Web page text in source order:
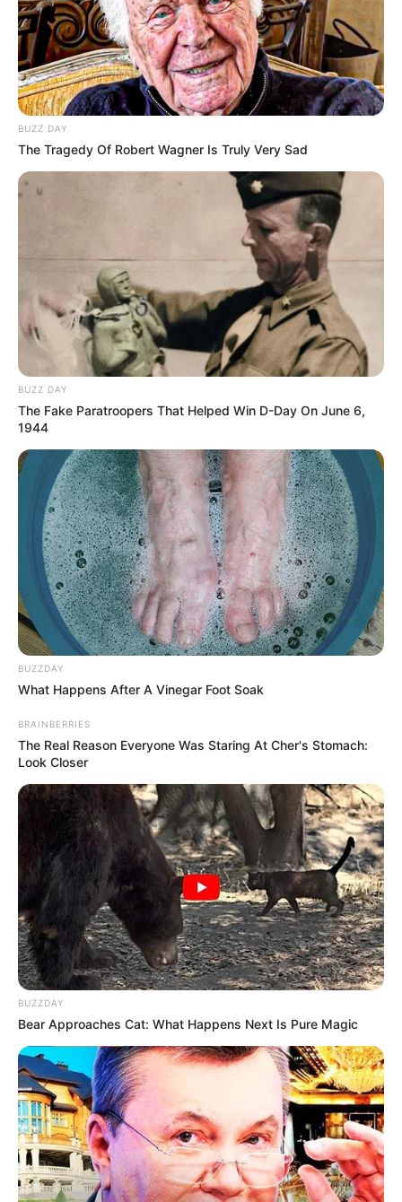
BUZZ DAY
The Tragedy Of Robert Wagner Is Truly Very Sad
BUZZ DAY
The Fake Paratroopers That Helped Win D-Day On June 6,
1944
BUZZDAY
What Happens After A Vinegar Foot Soak
BRAINBERRIES
The Real Reason Everyone Was Staring At Cher's Stomach:
Look Closer
BUZZDAY
Bear Approaches Cat: What Happens Next Is Pure Magic